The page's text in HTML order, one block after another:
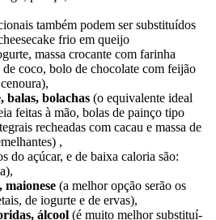
também podem ser substituídos
frio em queijo
massa crocante com farinha
coco, bolo de chocolate com feijão
balas, bolachas (o equivalente ideal
feitas à mão, bolas de painço tipo
recheadas com cacau e massa de
,
do açúcar, e de baixa caloria são:
(a melhor opção serão os
de iogurte e de ervas),
álcool (é muito melhor substituí-